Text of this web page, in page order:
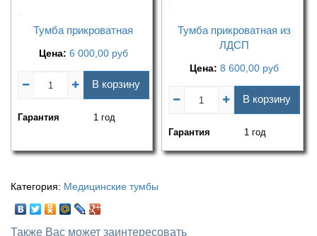
Тумба прикроватная
Цена: 6 000,00 руб
В корзину
Гарантия 1 год
Тумба прикроватная из
ЛДСП
Цена: 8 600,00 руб
В корзину
Гарантия 1 год
Категория: Медицинские тумбы
Также Вас может заинтересовать